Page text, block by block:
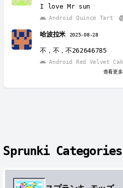
I love Mr sun
Android Quince Tart
哈波拉米 2025-08-28
不，不，不262646785
Android Red Velvet
查看更多
Sprunki Categories